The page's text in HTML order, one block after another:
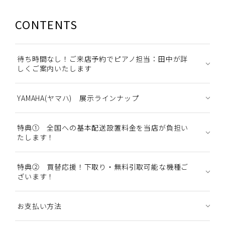
CONTENTS
待ち時間なし！ご来店予約でピアノ担当：田中が詳
しくご案内いたします
YAMAHA(ヤマハ) 展示ラインナップ
特典① 全国への基本配送設置料金を当店が負担い
たします！
特典② 買替応援！下取り・無料引取可能な機種ご
ざいます！
お支払い方法